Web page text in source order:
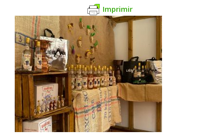
Imprimir